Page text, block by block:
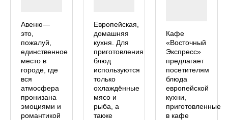
Авеню—
это,
пожалуй,
единственное
место в
городе, где
вся
атмосфера
пронизана
эмоциями и
романтикой
Европейская,
домашняя
кухня. Для
приготовления
блюд
используются
только
охлаждённые
мясо и
рыба, а
также
Кафе
«Восточный
Экспресс»
предлагает
посетителям
блюда
европейской
кухни,
приготовленные
в кафе